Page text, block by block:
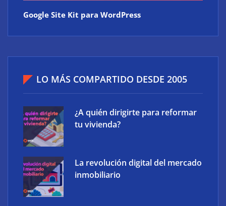
Google Site Kit para WordPress
LO MÁS COMPARTIDO DESDE 2005
¿A quién dirigirte para reformar
tu vivienda?
La revolución digital del mercado
inmobiliario